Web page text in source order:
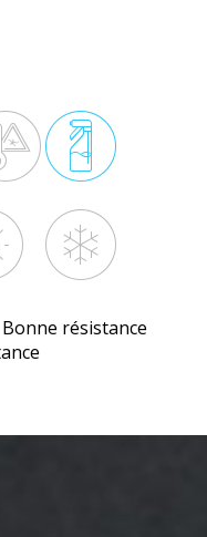
Bonne résistance